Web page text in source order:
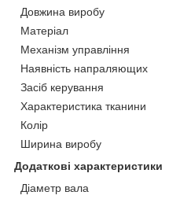
Довжина виробу
Матеріал
Механізм управління
Наявність напраляющих
Засіб керування
Характеристика тканини
Колір
Ширина виробу
Додаткові характеристики
Діаметр вала